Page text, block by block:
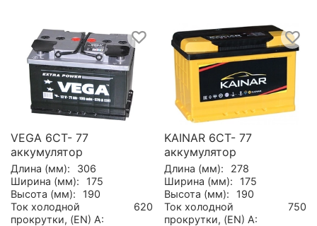
VEGA 6СТ- 77
аккумулятор
Длина (мм):
306
Ширина (мм):
175
Высота (мм):
190
Ток холодной
прокрутки, (EN) А:
620
KAINAR 6CT- 77
аккумулятор
Длина (мм):
278
Ширина (мм):
175
Высота (мм):
190
Ток холодной
прокрутки, (EN) А:
750